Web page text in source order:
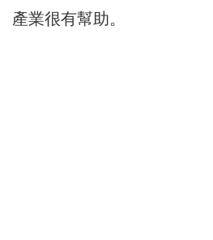
產業很有幫助。